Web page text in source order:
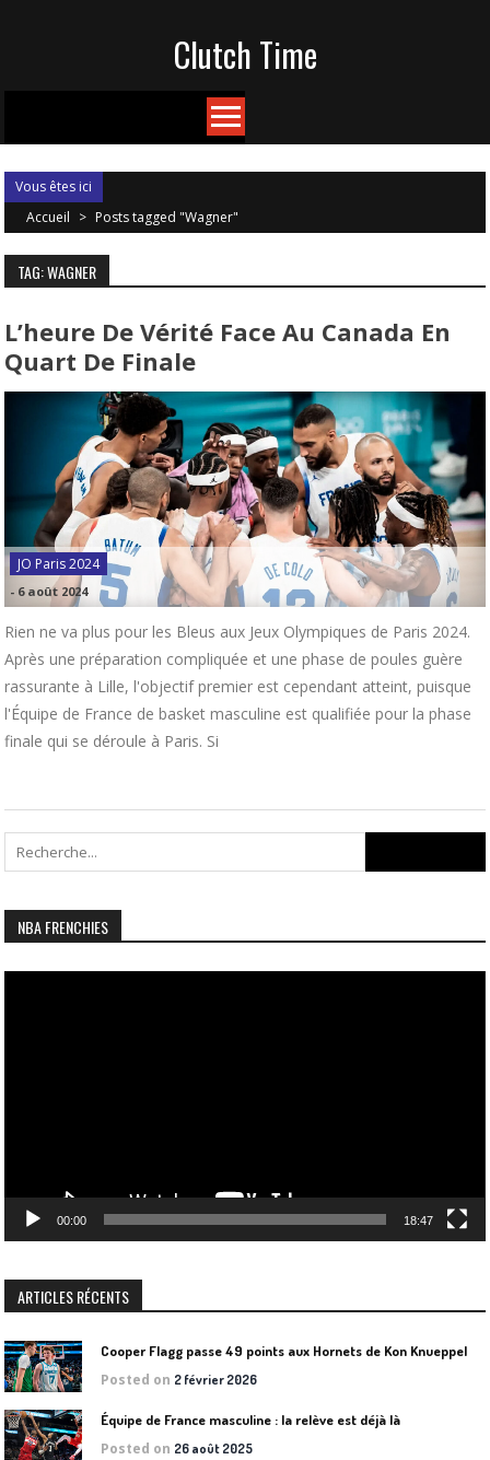
Clutch Time
Vous êtes ici
Accueil > Posts tagged "Wagner"
TAG: WAGNER
L’heure De Vérité Face Au Canada En
Quart De Finale
JO Paris 2024
- 6 août 2024
Rien ne va plus pour les Bleus aux Jeux Olympiques de Paris 2024.
Après une préparation compliquée et une phase de poules guère
rassurante à Lille, l'objectif premier est cependant atteint, puisque
l'Équipe de France de basket masculine est qualifiée pour la phase
finale qui se déroule à Paris. Si
for:
NBA FRENCHIES
00:00 18:47
ARTICLES RÉCENTS
Cooper Flagg passe 49 points aux Hornets de Kon Knueppel
Posted on 2 février 2026
Équipe de France masculine : la relève est déjà là
Posted on 26 août 2025